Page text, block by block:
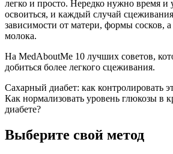
легко и просто. Нередко нужно время и
освоиться, и каждый случай
зависимости от матери, формы сосков, а
молока.
На MedAboutMe 10 лучших советов,
добиться более легкого сцеживания.
Сахарный диабет: как контролировать
Как нормализовать уровень глюкозы в
диабете?
Выберите свой метод